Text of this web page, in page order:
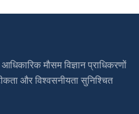
मौसम विज्ञान प्राधिकरणों
और विश्वसनीयता सुनिश्चित